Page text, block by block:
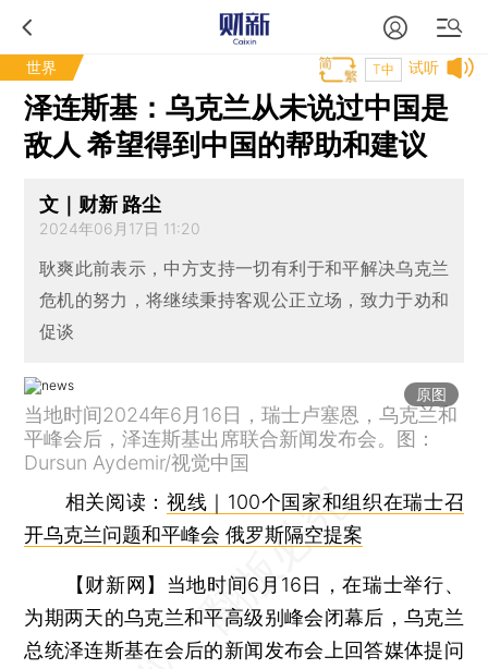
世界 试听
T中
泽连斯基：乌克兰从未说过中国是
敌人 希望得到中国的帮助和建议
文｜财新 路尘
2024年06月17日 11:20
耿爽此前表示，中方支持一切有利于和平解决乌克兰
危机的努力，将继续秉持客观公正立场，致力于劝和
促谈
原图
当地时间2024年6月16日，瑞士卢塞恩，乌克兰和
平峰会后，泽连斯基出席联合新闻发布会。图：
Dursun Aydemir/视觉中国
相关阅读：视线｜100个国家和组织在瑞士召
开乌克兰问题和平峰会 俄罗斯隔空提案
【财新网】 当地时间6月16日，在瑞士举行、
为期两天的乌克兰和平高级别峰会闭幕后，乌克兰
总统泽连斯基在会后的新闻发布会上回答媒体提问